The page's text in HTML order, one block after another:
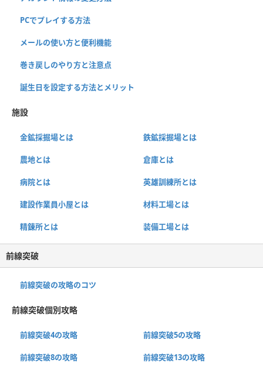
PCでプレイする方法
メールの使い方と便利機能
巻き戻しのやり方と注意点
誕生日を設定する方法とメリット
施設
金鉱採掘場とは 鉄鉱採掘場とは
農地とは 倉庫とは
病院とは 英雄訓練所とは
建設作業員小屋とは 材料工場とは
精錬所とは 装備工場とは
前線突破
前線突破の攻略のコツ
前線突破個別攻略
前線突破4の攻略 前線突破5の攻略
前線突破8の攻略 前線突破13の攻略